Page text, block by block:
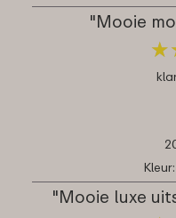
"Mooie
★
★
"Mooie luxe